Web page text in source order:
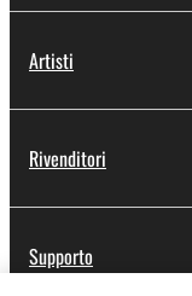
Artisti
Rivenditori
Supporto